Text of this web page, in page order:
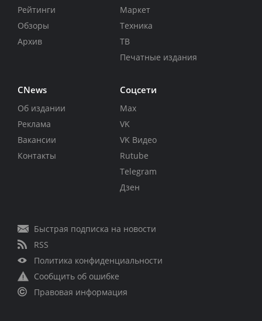
Рейтинги
Обзоры
Архив
Маркет
Техника
ТВ
Печатные издания
CNews
Об издании
Реклама
Вакансии
Контакты
Соцсети
Max
VK
VK Видео
Rutube
Telegram
Дзен
Быстрая подписка на новости
RSS
Политика конфиденциальности
Сообщить об ошибке
Правовая информация